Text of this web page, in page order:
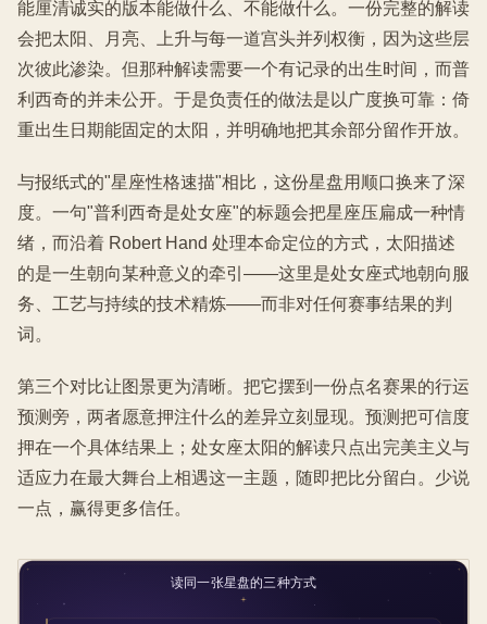
能厘清诚实的版本能做什么、不能做什么。一份完整的解读
会把太阳、月亮、上升与每一道宫头并列权衡，因为这些层
次彼此渗染。但那种解读需要一个有记录的出生时间，而普
利西奇的并未公开。于是负责任的做法是以广度换可靠：倚
重出生日期能固定的太阳，并明确地把其余部分留作开放。
与报纸式的"星座性格速描"相比，这份星盘用顺口换来了深
度。一句"普利西奇是处女座"的标题会把星座压扁成一种情
绪，而沿着 Robert Hand 处理本命定位的方式，太阳描述
的是一生朝向某种意义的牵引——这里是处女座式地朝向服
务、工艺与持续的技术精炼——而非对任何赛事结果的判
词。
第三个对比让图景更为清晰。把它摆到一份点名赛果的行运
预测旁，两者愿意押注什么的差异立刻显现。预测把可信度
押在一个具体结果上；处女座太阳的解读只点出完美主义与
适应力在最大舞台上相遇这一主题，随即把比分留白。少说
一点，赢得更多信任。